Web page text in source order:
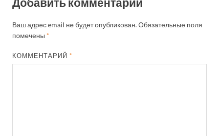
Ваш адрес email не будет опубликован.Обязательные поля
помечены *
КОММЕНТАРИЙ*